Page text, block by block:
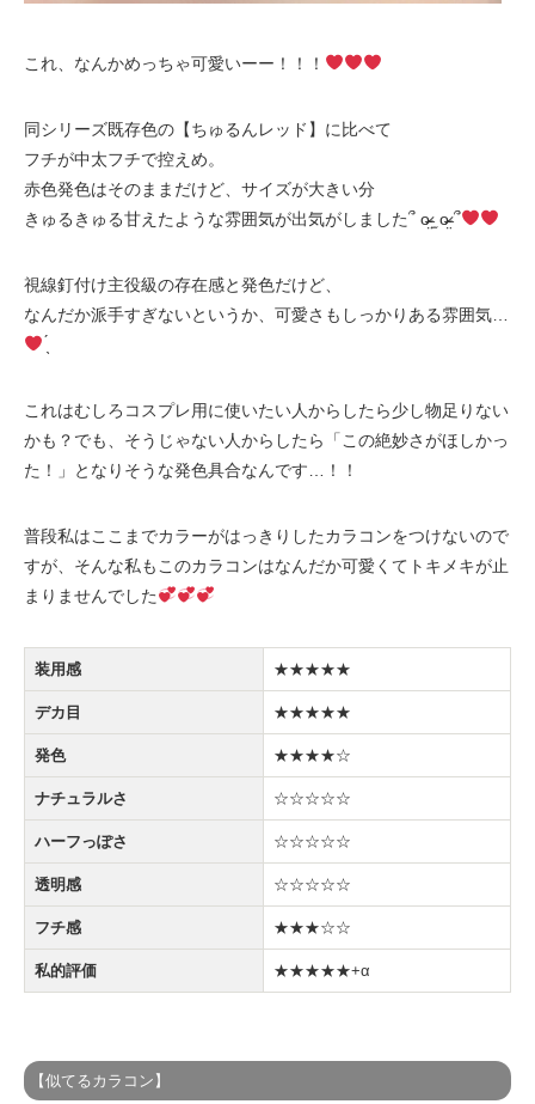
これ、なんかめっちゃ可愛いーー！！！
同シリーズ既存色の【ちゅるんレッド】に比べて
フチが中太フチで控えめ。
赤色発色はそのままだけど、サイズが大きい分
きゅるきゅる甘えたような雰囲気が出気がしました՞ o̴̶̷̤ ̫ o̴̶̷̤ ՞
視線釘付け主役級の存在感と発色だけど、
なんだか派手すぎないというか、可愛さもしっかりある雰囲気…
̖́
これはむしろコスプレ用に使いたい人からしたら少し物足りない
かも？でも、そうじゃない人からしたら「この絶妙さがほしかっ
た！」となりそうな発色具合なんです…！！
普段私はここまでカラーがはっきりしたカラコンをつけないので
すが、そんな私もこのカラコンはなんだか可愛くてトキメキが止
まりませんでした
装用感 ★★★★★
デカ目 ★★★★★
発色 ★★★★☆
ナチュラルさ ☆☆☆☆☆
ハーフっぽさ ☆☆☆☆☆
透明感 ☆☆☆☆☆
フチ感 ★★★☆☆
私的評価 ★★★★★+α
【似てるカラコン】